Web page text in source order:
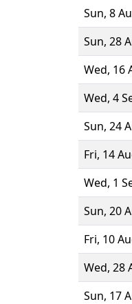
Sun, 8
Sun, 28
Wed, 16
Wed, 4
Sun, 24
Fri, 14
Wed, 1
Sun, 20
Fri, 10
Wed, 28
Sun, 17